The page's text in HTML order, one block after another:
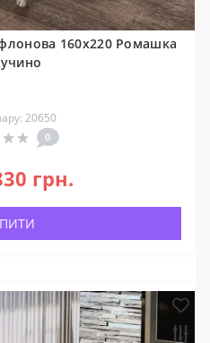
160x220 Ромашка
20650
0
грн.